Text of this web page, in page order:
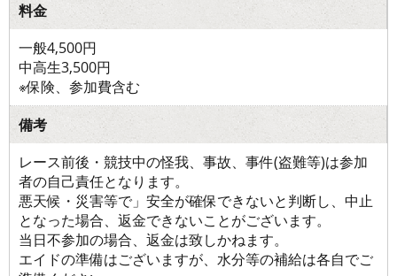
料金
一般4,500円
中高生3,500円
※保険、参加費含む
備考
レース前後・競技中の怪我、事故、事件(盗難等)は参加
者の自己責任となります。
悪天候・災害等で」安全が確保できないと判断し、中止
となった場合、返金できないことがございます。
当日不参加の場合、返金は致しかねます。
エイドの準備はございますが、水分等の補給は各自でご